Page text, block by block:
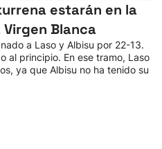
estarán en la
Blanca
a Laso y Albisu por 22-13.
al principio. En ese tramo, Laso
ya que Albisu no ha tenido su